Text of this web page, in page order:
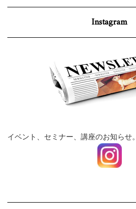
Instagram
イベント、セミナー、講座のお知らせ。